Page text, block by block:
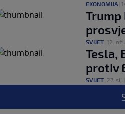
EKONOMIJA
Trump
SVIJET 12. ožu.
Tesla,
protiv
SVIJET 27. sij.